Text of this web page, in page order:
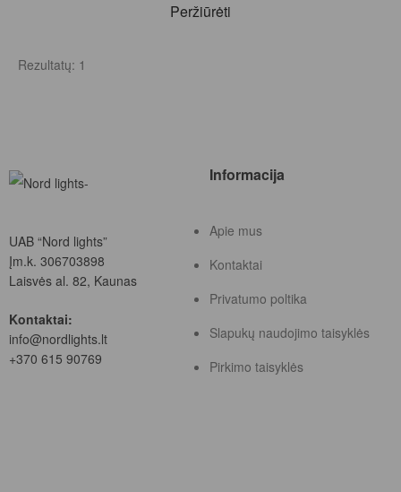
Peržiūrėti
Rezultatų: 1
UAB “Nord lights”
Įm.k. 306703898
Laisvės al. 82, Kaunas
Kontaktai:
info@nordlights.lt
+370 615 90769
Informacija
Apie mus
Kontaktai
Privatumo poltika
Slapukų naudojimo taisyklės
Pirkimo taisyklės